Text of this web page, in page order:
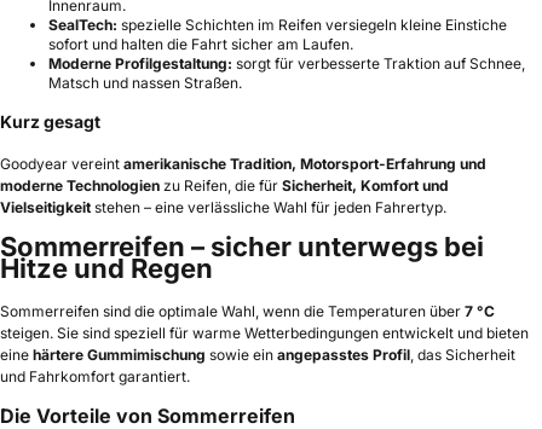
Innenraum.
SealTech: spezielle Schichten im Reifen versiegeln kleine Einstiche
sofort und halten die Fahrt sicher am Laufen.
Moderne Profilgestaltung: sorgt für verbesserte Traktion auf Schnee,
Matsch und nassen Straßen.
Kurz gesagt
Goodyear vereint amerikanische Tradition, Motorsport-Erfahrung und
moderne Technologien zu Reifen, die für Sicherheit, Komfort und
Vielseitigkeit stehen – eine verlässliche Wahl für jeden Fahrertyp.
Sommerreifen – sicher unterwegs bei
Hitze und Regen
Sommerreifen sind die optimale Wahl, wenn die Temperaturen über 7 °C
steigen. Sie sind speziell für warme Wetterbedingungen entwickelt und bieten
eine härtere Gummimischung sowie ein angepasstes Profil , das Sicherheit
und Fahrkomfort garantiert.
Die Vorteile von Sommerreifen